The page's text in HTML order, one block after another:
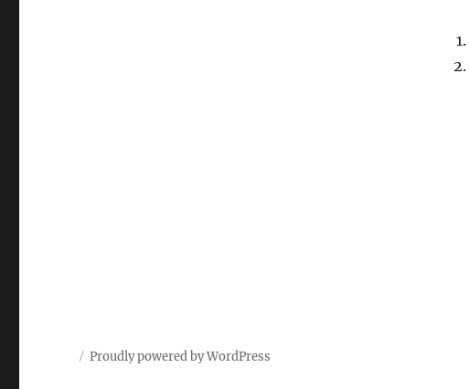
Proudly powered by WordPress